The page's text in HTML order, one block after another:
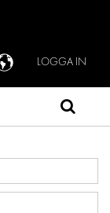
LOGGA IN